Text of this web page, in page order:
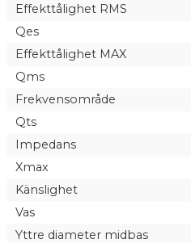
Effekttålighet RMS
Qes
Effekttålighet MAX
Qms
Frekvensområde
Qts
Impedans
Xmax
Känslighet
Vas
Yttre diameter midbas